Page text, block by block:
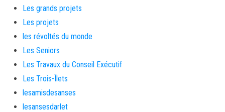
Les grands projets
Les projets
les révoltés du monde
Les Seniors
Les Travaux du Conseil Exécutif
Les Trois-Îlets
lesamisdesanses
lesansesdarlet